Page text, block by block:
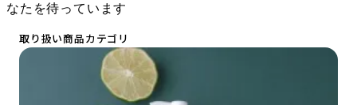
なたを待っています
取り扱い商品カテゴリ